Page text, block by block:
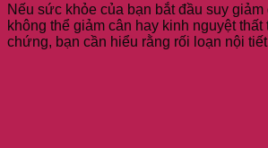
Nếu sức khỏe của bạn bắt đầu suy
không thể giảm cân hay kinh nguyệt
chứng, bạn cần hiểu rằng rối loạn nội